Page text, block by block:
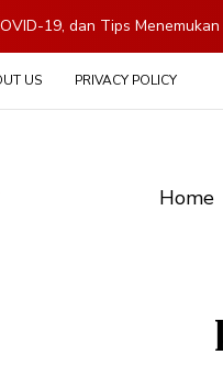
19, dan Tips
US PRIVACY POLICY
Home